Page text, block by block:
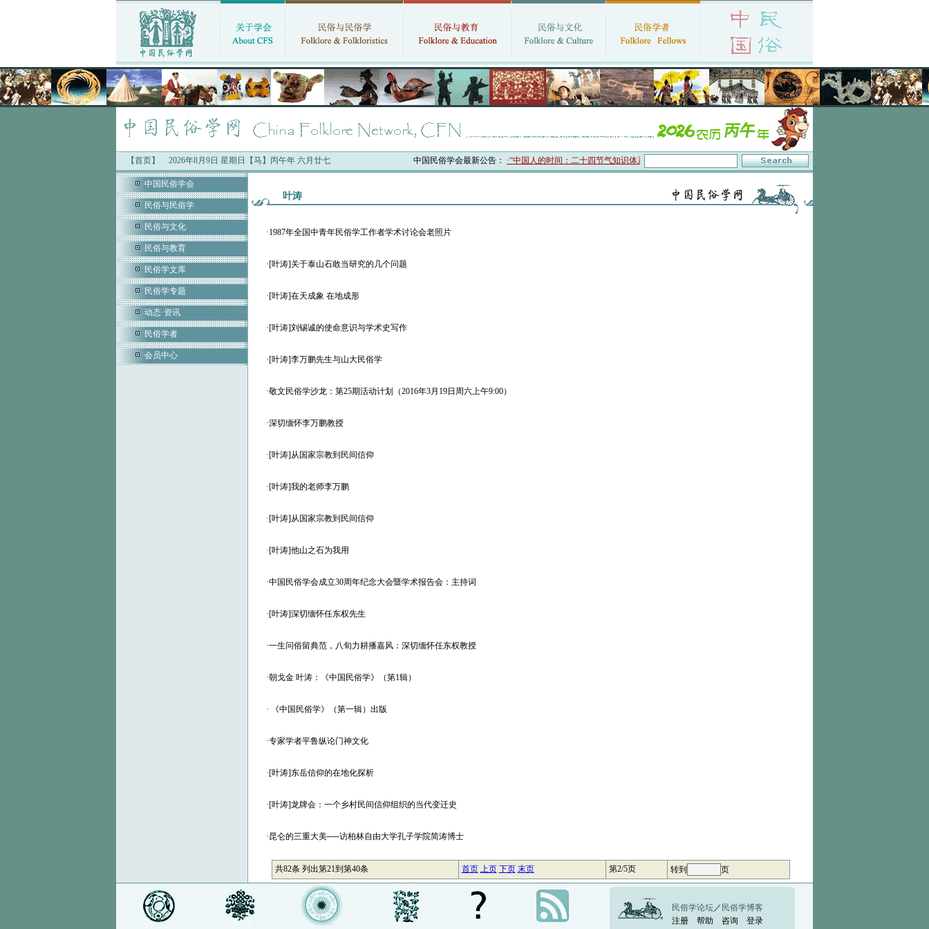
【首页】 2026年8月9日 星期日【马】丙午年 六月廿七 中国民俗学会最新公告：·“中国人的时间：二十四节气知识体系与数字叙事”研讨会在京召开 ·中国民俗学会第十一届代表大会暨2026年年会征
中国民俗学会
民俗与民俗学
民俗与文化
民俗与教育
民俗学文库
民俗学专题
动态·资讯
民俗学者
会员中心
叶涛
·1987年全国中青年民俗学工作者学术讨论会老照片
·[叶涛]关于泰山石敢当研究的几个问题
·[叶涛]在天成象 在地成形
·[叶涛]刘锡诚的使命意识与学术史写作
·[叶涛]李万鹏先生与山大民俗学
·敬文民俗学沙龙：第25期活动计划（2016年3月19日周六上午9:00）
·深切缅怀李万鹏教授
·[叶涛]从国家宗教到民间信仰
·[叶涛]我的老师李万鹏
·[叶涛]从国家宗教到民间信仰
·[叶涛]他山之石为我用
·中国民俗学会成立30周年纪念大会暨学术报告会：主持词
·[叶涛]深切缅怀任东权先生
·一生问俗留典范，八旬力耕播嘉风：深切缅怀任东权教授
·朝戈金 叶涛：《中国民俗学》（第1辑）
· 《中国民俗学》（第一辑）出版
·专家学者平鲁纵论门神文化
·[叶涛]东岳信仰的在地化探析
·[叶涛]龙牌会：一个乡村民间信仰组织的当代变迁史
·昆仑的三重大美──访柏林自由大学孔子学院简涛博士
共82条 列出第21到第40条 首页 上页 下页 末页 第2/5页 转到 页
民俗学论坛／ 民俗学博客
注册
帮助 咨询 登录